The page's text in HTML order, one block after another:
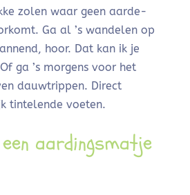
zolen waar geen aarde-
Ga al ’s wandelen op
hoor. Dat kan ik je
ga ’s morgens voor het
dauwtrippen. Direct
tintelende voeten.
een aardingsmatje